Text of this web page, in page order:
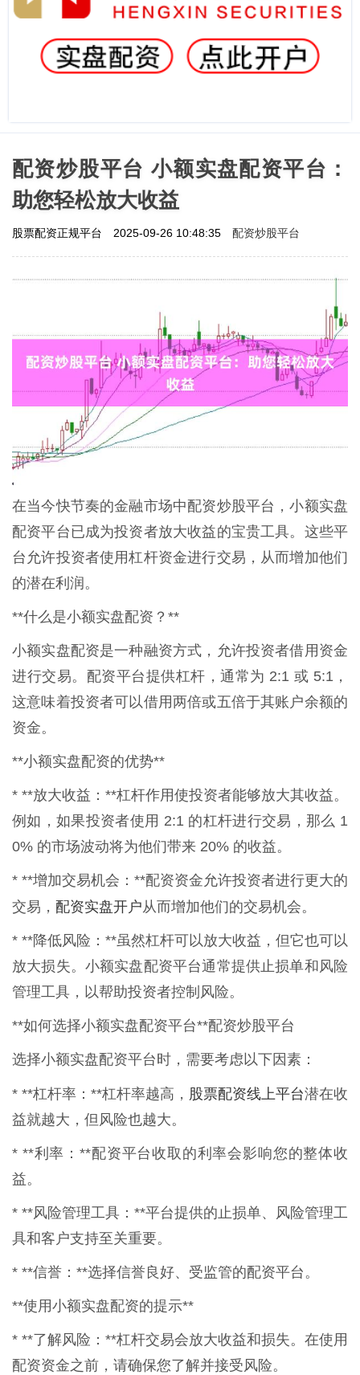
配资炒股平台 小额实盘配资平台：
助您轻松放大收益
股票配资正规平台 2025-09-26 10:48:35 配资炒股平台
在当今快节奏的金融市场中配资炒股平台，小额实盘
配资平台已成为投资者放大收益的宝贵工具。这些平
台允许投资者使用杠杆资金进行交易，从而增加他们
的潜在利润。
**什么是小额实盘配资？**
小额实盘配资是一种融资方式，允许投资者借用资金
进行交易。配资平台提供杠杆，通常为 2:1 或 5:1，
这意味着投资者可以借用两倍或五倍于其账户余额的
资金。
**小额实盘配资的优势**
* **放大收益：**杠杆作用使投资者能够放大其收益。
例如，如果投资者使用 2:1 的杠杆进行交易，那么 1
0% 的市场波动将为他们带来 20% 的收益。
* **增加交易机会：**配资资金允许投资者进行更大的
交易， 配资实盘开户从而增加他们的交易机会。
* **降低风险：**虽然杠杆可以放大收益，但它也可以
放大损失。小额实盘配资平台通常提供止损单和风险
管理工具，以帮助投资者控制风险。
**如何选择小额实盘配资平台**配资炒股平台
选择小额实盘配资平台时，需要考虑以下因素：
* **杠杆率：**杠杆率越高， 股票配资线上平台潜在收
益就越大，但风险也越大。
* **利率：**配资平台收取的利率会影响您的整体收
益。
* **风险管理工具：**平台提供的止损单、风险管理工
具和客户支持至关重要。
* **信誉：**选择信誉良好、受监管的配资平台。
**使用小额实盘配资的提示**
* **了解风险：**杠杆交易会放大收益和损失。在使用
配资资金之前，请确保您了解并接受风险。